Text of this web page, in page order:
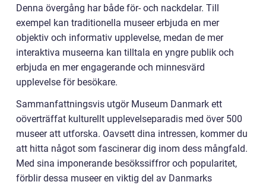
Denna övergång har både för- och nackdelar. Till
exempel kan traditionella museer erbjuda en mer
objektiv och informativ upplevelse, medan de mer
interaktiva museerna kan tilltala en yngre publik och
erbjuda en mer engagerande och minnesvärd
upplevelse för besökare.
Sammanfattningsvis utgör Museum Danmark ett
oöverträffat kulturellt upplevelseparadis med över 500
museer att utforska. Oavsett dina intressen, kommer du
att hitta något som fascinerar dig inom dess mångfald.
Med sina imponerande besökssiffror och popularitet,
förblir dessa museer en viktig del av Danmarks